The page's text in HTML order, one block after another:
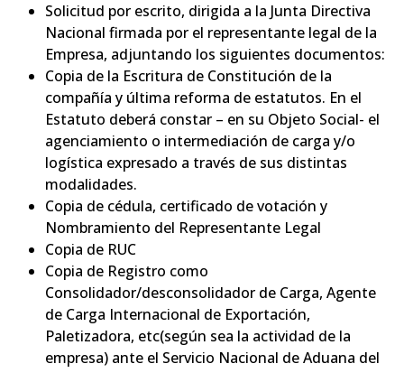
Solicitud por escrito, dirigida a la Junta Directiva
Nacional firmada por el representante legal de la
Empresa, adjuntando los siguientes documentos:
Copia de la Escritura de Constitución de la
compañía y última reforma de estatutos. En el
Estatuto deberá constar – en su Objeto Social- el
agenciamiento o intermediación de carga y/o
logística expresado a través de sus distintas
modalidades.
Copia de cédula, certificado de votación y
Nombramiento del Representante Legal
Copia de RUC
Copia de Registro como
Consolidador/desconsolidador de Carga, Agente
de Carga Internacional de Exportación,
Paletizadora, etc(según sea la actividad de la
empresa) ante el Servicio Nacional de Aduana del